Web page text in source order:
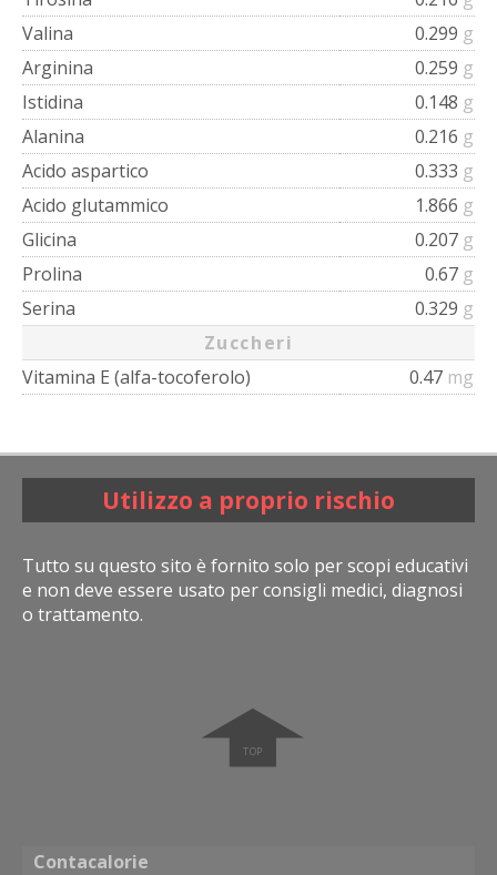
Valina
0.299 g
Arginina
0.259 g
Istidina
0.148 g
Alanina
0.216 g
Acido aspartico
0.333 g
Acido glutammico
1.866 g
Glicina
0.207 g
Prolina
0.67 g
Serina
0.329 g
Zuccheri
Vitamina E (alfa-tocoferolo)
0.47 mg
Utilizzo a proprio rischio
Tutto su questo sito è fornito solo per scopi educativi
e non deve essere usato per consigli medici, diagnosi
o trattamento.
➧
Contacalorie